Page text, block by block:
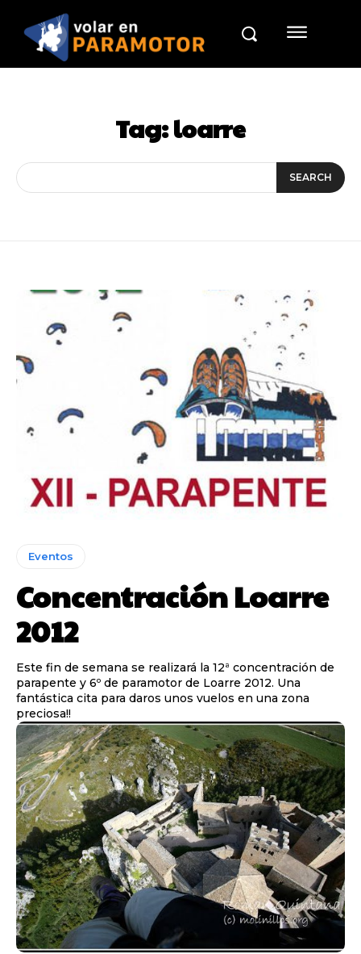
Tag:loarre
SEARCH
Eventos
Concentración Loarre
2012
Este fin de semana se realizará la 12ª concentración de
parapente y 6º de paramotor de Loarre 2012. Una
fantástica cita para daros unos vuelos en una zona
preciosa!!